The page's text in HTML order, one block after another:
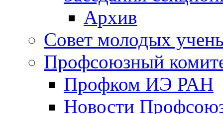
Архив
Совет молодых
Профсоюзный
Профком ИЭ РАН
Новости